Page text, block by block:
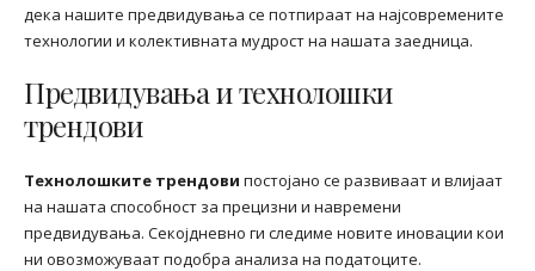
дека нашите предвидувања се потпираат на најсовремените
технологии и колективната мудрост на нашата заедница.
Предвидувања и технолошки
трендови
Технолошките трендови постојано се развиваат и влијаат
на нашата способност за прецизни и навремени
предвидувања. Секојдневно ги следиме новите иновации кои
ни овозможуваат подобра анализа на податоците.